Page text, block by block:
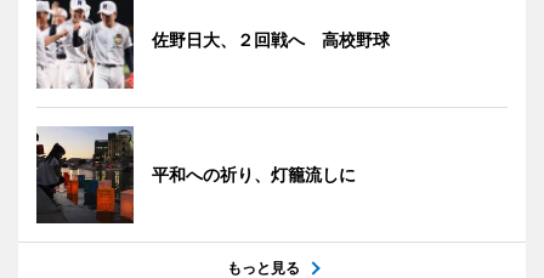
佐野日大、２回戦へ 高校野球
平和への祈り、灯籠流しに
もっと見る